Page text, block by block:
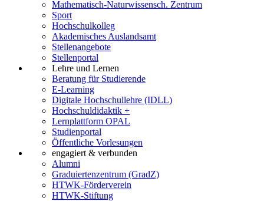
Mathematisch-Naturwissensch. Zentrum
Sport
Hochschulkolleg
Akademisches Auslandsamt
Stellenangebote
Stellenportal
Lehre und Lernen
Beratung für Studierende
E-Learning
Digitale Hochschullehre (IDLL)
Hochschuldidaktik +
Lernplattform OPAL
Studienportal
Öffentliche Vorlesungen
engagiert & verbunden
Alumni
Graduiertenzentrum (GradZ)
HTWK-Förderverein
HTWK-Stiftung